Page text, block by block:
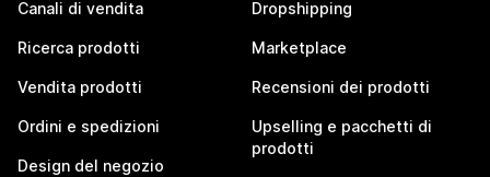
Canali di vendita
Ricerca prodotti
Vendita prodotti
Ordini e spedizioni
Design del negozio
Dropshipping
Marketplace
Recensioni dei prodotti
Upselling e pacchetti di
prodotti